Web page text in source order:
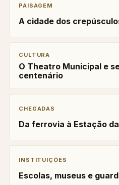
PAISAGEM
A cidade dos
CULTURA
O Theatro Municipal e
centenário
CHEGADAS
Da ferrovia à Estação
INSTITUIÇÕES
Escolas, museus e